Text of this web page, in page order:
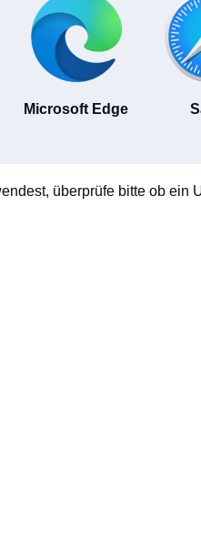
Microsoft Edge
überprüfe bitte ob ein